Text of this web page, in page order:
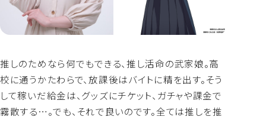
推しのためなら何でもできる、推し活命の武家娘。高
校に通うかたわらで、放課後はバイトに精を出す。そう
して稼いだ給金は、グッズにチケット、ガチャや課金で
霧散する…。でも、それで良いのです。全ては推しを推